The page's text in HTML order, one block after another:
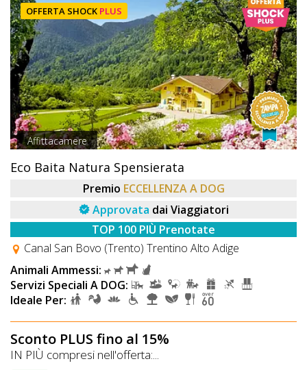
OFFERTA SHOCK PLUS
Affittacamere
Eco Baita Natura Spensierata
Premio ECCELLENZA A DOG
Approvata dai Viaggiatori
TOP 100 PIÙ Prenotate
Canal San Bovo (Trento) Trentino Alto Adige
Animali Ammessi:
Servizi Speciali A DOG:
Ideale Per:
Sconto PLUS fino al 15%
IN PIÙ compresi nell'offerta:...